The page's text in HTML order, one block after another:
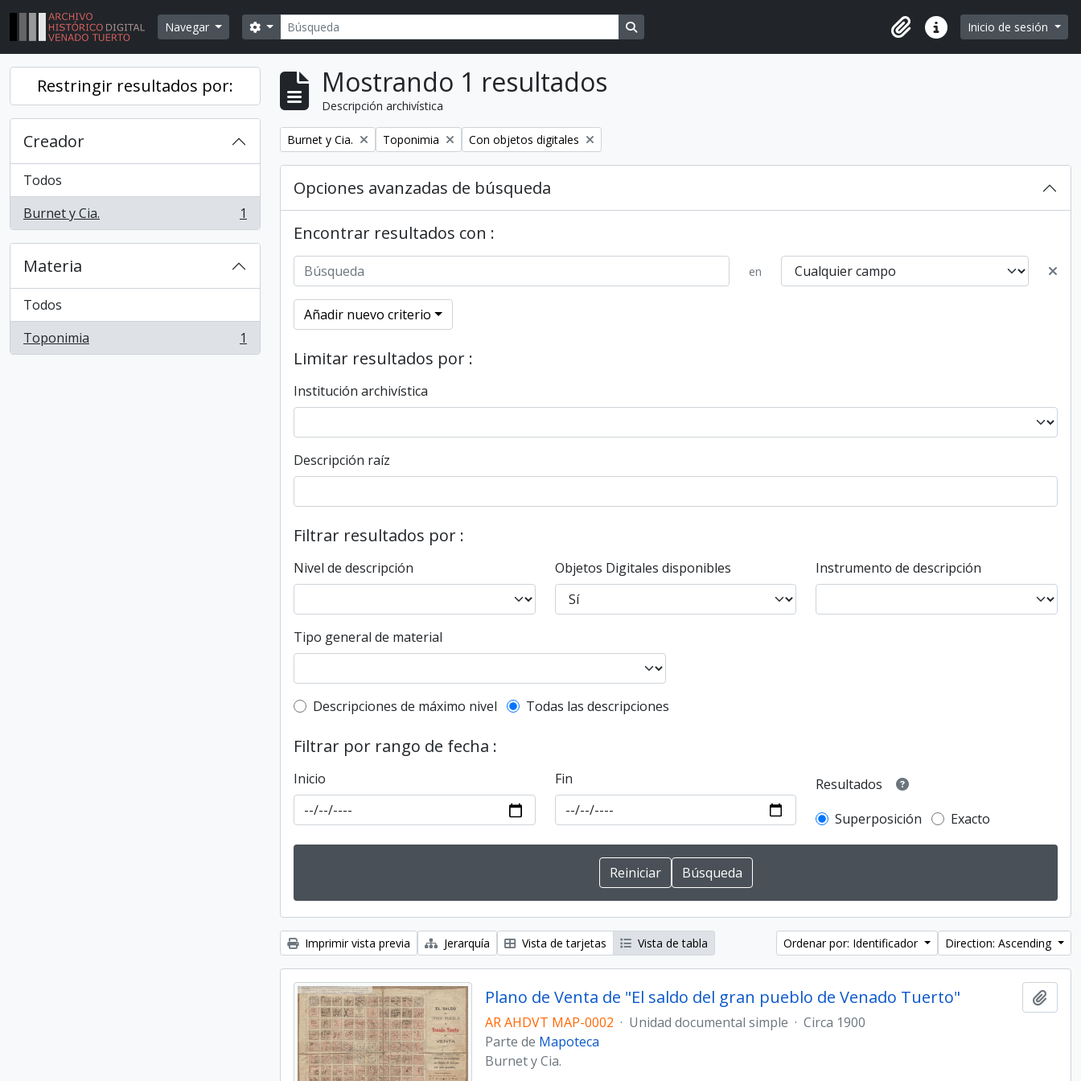
Skip to main content
Navegar
Búsqueda
Search options Search in browse page
Portapapeles
Enlaces rápidos
Inicio de sesión
Restringir resultados por:
Creador
Todos
Burnet y Cia.
, 1 resultados 1
Materia
Todos
Toponimia
, 1 resultados 1
Mostrando 1 resultados
Descripción archivística
Remover filtro
Burnet y Cia. Remover filtro
Toponimia Remover filtro
Con objetos digitales
Opciones avanzadas de búsqueda
Encontrar resultados con :
en
Añadir nuevo criterio
Limitar resultados por :
Institución archivística
Descripción raíz
Filtrar resultados por :
Nivel de descripción Objetos Digitales disponibles Instrumento de descripción
Tipo general de material
Top-level description filter
Descripciones de máximo nivel Todas las descripciones
Filtrar por rango de fecha :
Inicio Fin
Resultados
Superposición
Exacto
Imprimir vista previa Jerarquía Vista de tarjetas Vista de tabla Ordenar por: Identificador Direction: Ascending
Plano de Venta de "El saldo del gran pueblo de Venado Tuerto"
AR AHDVT MAP-0002 · Unidad documental simple · Circa 1900
Parte de Mapoteca
Burnet y Cia.